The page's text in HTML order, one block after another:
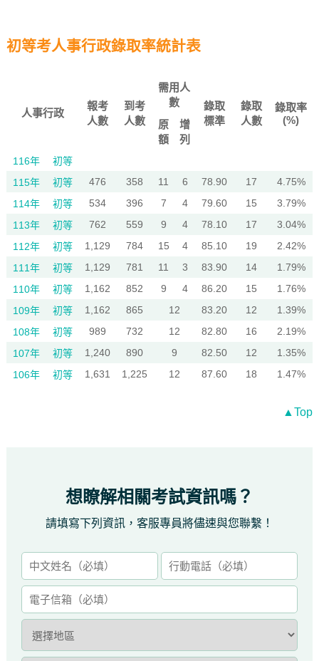
初等考人事行政錄取率統計表
人事行政
報考
人數
到考
人數
需用人
數
錄取
標準
錄取
人數
錄取率
(%)
原
額
增
列
116年
初等
115年
初等 476 358 11 6 78.90 17
4.75%
114年
初等 534 396 7 4 79.60 15
3.79%
113年
初等 762 559 9 4 78.10 17
3.04%
112年
初等 1,129 784 15 4 85.10 19
2.42%
111年
初等 1,129 781 11 3 83.90 14
1.79%
110年
初等 1,162 852 9 4 86.20 15
1.76%
109年
初等 1,162 865 12 83.20 12
1.39%
108年
初等 989 732 12 82.80 16
2.19%
107年
初等 1,240 890 9 82.50 12
1.35%
106年
初等 1,631 1,225 12 87.60 18 1.47%
▲Top
想瞭解相關考試資訊嗎？
請填寫下列資訊，客服專員將儘速與您聯繫！